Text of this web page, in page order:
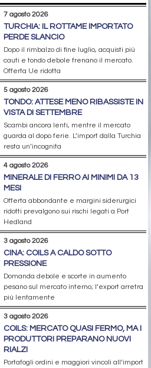
7 agosto 2026
TURCHIA: IL ROTTAME IMPORTATO
PERDE SLANCIO
Dopo il rimbalzo di fine luglio, acquisti più
cauti e tondo debole frenano il mercato.
Offerta Ue ridotta
5 agosto 2026
TONDO: ATTESE MENO RIBASSISTE IN
VISTA DI SETTEMBRE
Scambi ancora lenti, mentre il mercato
guarda al dopo ferie. L’import dalla Turchia
resta un’incognita
4 agosto 2026
MINERALE DI FERRO AI MINIMI DA 13
MESI
Offerta abbondante e margini siderurgici
ridotti prevalgono sui rischi legati a Port
Hedland
3 agosto 2026
CINA: COILS A CALDO SOTTO
PRESSIONE
Domanda debole e scorte in aumento
pesano sul mercato interno; l’export arretra
più lentamente
3 agosto 2026
COILS: MERCATO QUASI FERMO, MA I
PRODUTTORI PREPARANO NUOVI
RIALZI
Portafogli ordini e maggiori vincoli all’import